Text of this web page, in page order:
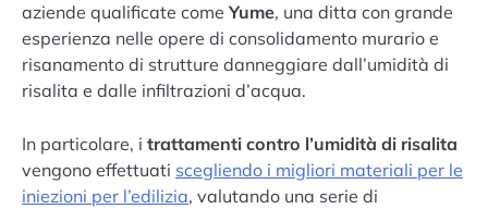
aziende qualificate come Yume, una ditta con grande
esperienza nelle opere di consolidamento murario e
risanamento di strutture danneggiare dall’umidità di
risalita e dalle infiltrazioni d’acqua.
In particolare, i trattamenti contro l’umidità di risalita
vengono effettuati scegliendo i migliori materiali per le
iniezioni per l’edilizia, valutando una serie di